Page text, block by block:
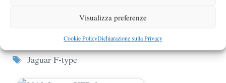
Visualizza preferenze
Cookie PolicyDichiarazione sulla Privacy
Ginevra 2013
Tag
Jaguar F-type